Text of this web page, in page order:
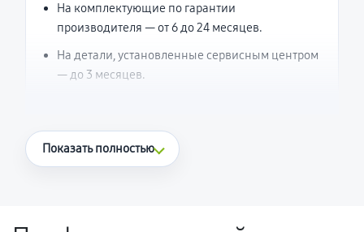
На комплектующие по гарантии
производителя — от 6 до 24 месяцев.
На детали, установленные сервисным центром
— до 3 месяцев.
Что считается гарантийным случаем
Показать полностью